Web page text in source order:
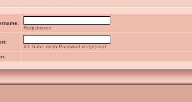
Registrieren
Ich habe mein Passwort vergessen!